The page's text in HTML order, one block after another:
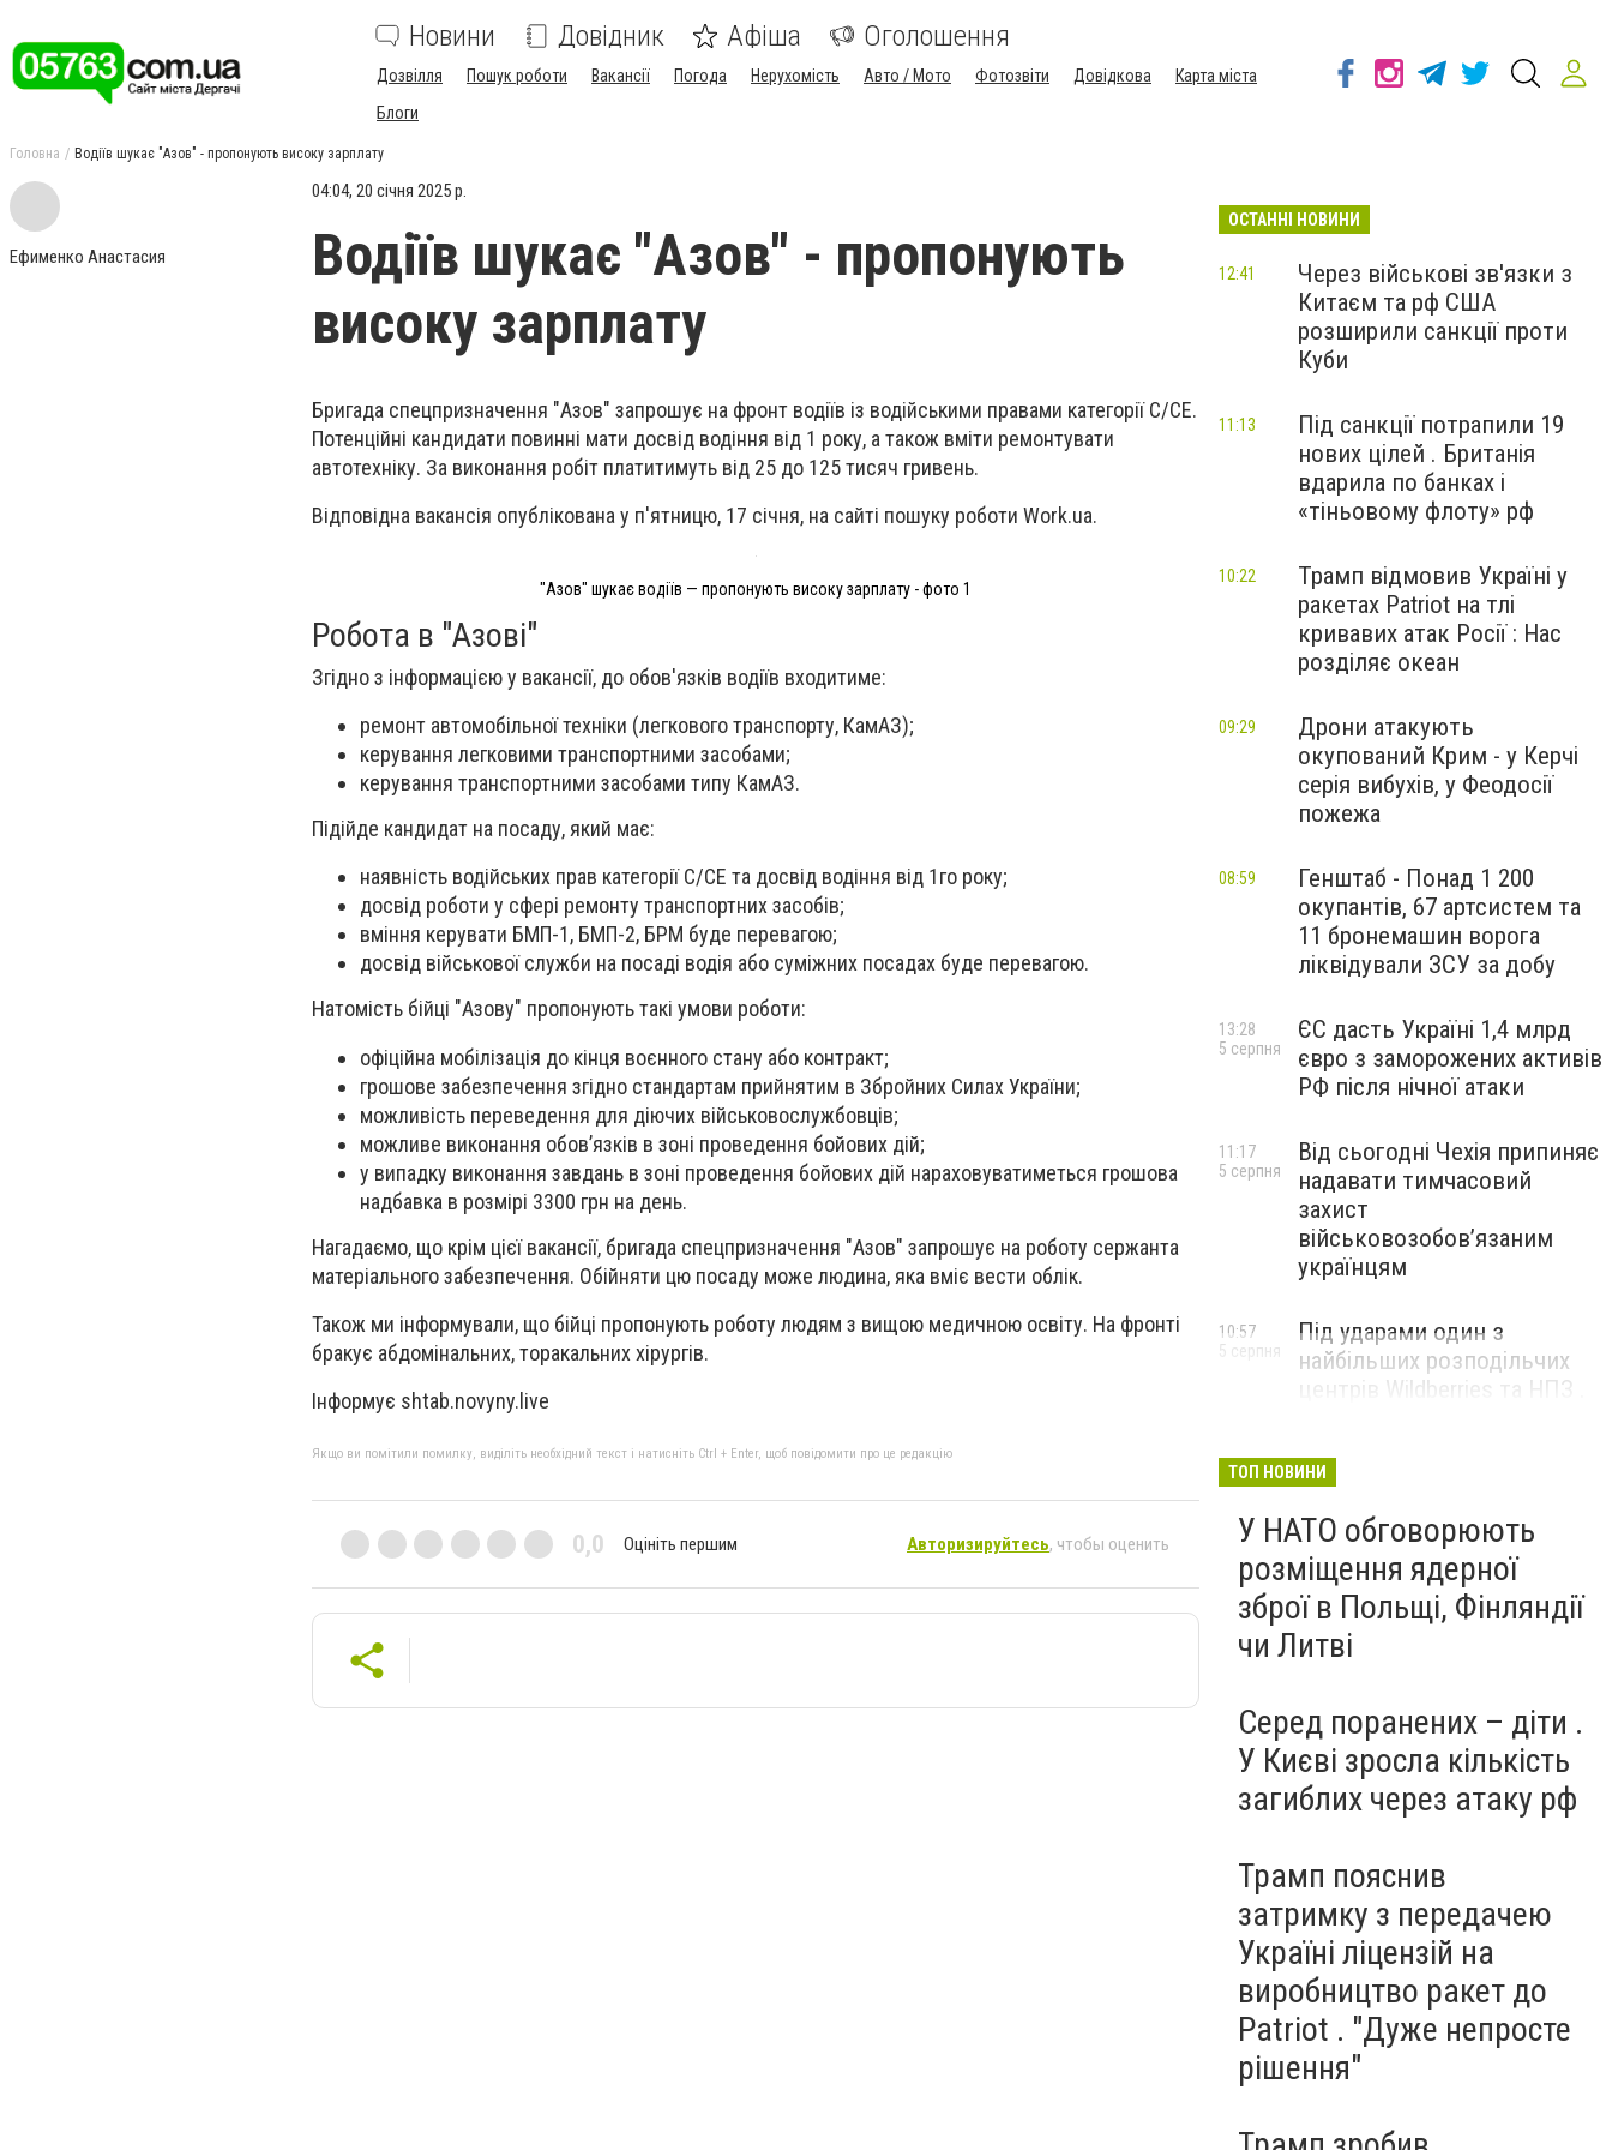
Новини Довідник Афіша Оголошення
Дозвілля Пошук роботи Вакансії Погода Нерухомість Авто / Мото Фотозвіти Довідкова
Карта міста
Блоги
Головна Водіїв шукає "Азов" - пропонують високу зарплату
Ефименко Анастасия
04:04, 20 січня 2025 р.
Водіїв шукає "Азов" - пропонують
високу зарплату
Бригада спецпризначення "Азов" запрошує на фронт водіїв із водійськими правами категорії С/СЕ.
Потенційні кандидати повинні мати досвід водіння від 1 року, а також вміти ремонтувати
автотехніку. За виконання робіт платитимуть від 25 до 125 тисяч гривень.
Відповідна вакансія опублікована у п'ятницю, 17 січня, на сайті пошуку роботи Work.ua.
"Азов" шукає водіїв — пропонують високу зарплату - фото 1
Робота в "Азові"
Згідно з інформацією у вакансії, до обов'язків водіїв входитиме:
ремонт автомобільної техніки (легкового транспорту, КамАЗ);
керування легковими транспортними засобами;
керування транспортними засобами типу КамАЗ.
Підійде кандидат на посаду, який має:
наявність водійських прав категорії С/СЕ та досвід водіння від 1го року;
досвід роботи у сфері ремонту транспортних засобів;
вміння керувати БМП-1, БМП-2, БРМ буде перевагою;
досвід військової служби на посаді водія або суміжних посадах буде перевагою.
Натомість бійці "Азову" пропонують такі умови роботи:
офіційна мобілізація до кінця воєнного стану або контракт;
грошове забезпечення згідно стандартам прийнятим в Збройних Силах України;
можливість переведення для діючих військовослужбовців;
можливе виконання обов’язків в зоні проведення бойових дій;
у випадку виконання завдань в зоні проведення бойових дій нараховуватиметься грошова
надбавка в розмірі 3300 грн на день.
Нагадаємо, що крім цієї вакансії, бригада спецпризначення "Азов" запрошує на роботу сержанта
матеріального забезпечення. Обійняти цю посаду може людина, яка вміє вести облік.
Також ми інформували, що бійці пропонують роботу людям з вищою медичною освіту. На фронті
бракує абдомінальних, торакальних хірургів.
Інформує shtab.novyny.live
Якщо ви помітили помилку, виділіть необхідний текст і натисніть Ctrl + Enter, щоб повідомити про це редакцію
0,0 Оцініть першим Авторизируйтесь, чтобы оценить
ОСТАННІ НОВИНИ
Через військові зв'язки з
Китаєм та рф США
розширили санкції проти
Куби
12:41
Під санкції потрапили 19
нових цілей . Британія
вдарила по банках і
«тіньовому флоту» рф
11:13
Трамп відмовив Україні у
ракетах Patriot на тлі
кривавих атак Росії : Нас
розділяє океан
10:22
Дрони атакують
окупований Крим - у Керчі
серія вибухів, у Феодосії
пожежа
09:29
Генштаб - Понад 1 200
окупантів, 67 артсистем та
11 бронемашин ворога
ліквідували ЗСУ за добу
08:59
ЄС дасть Україні 1,4 млрд
євро з заморожених активів
РФ після нічної атаки
13:28
5 серпня
Від сьогодні Чехія припиняє
надавати тимчасовий
захист
військовозобов’язаним
українцям
11:17
5 серпня
Під ударами один з
найбільших розподільчих
центрів Wildberries та НПЗ .
10:57
5 серпня
ТОП НОВИНИ
У НАТО обговорюють
розміщення ядерної
зброї в Польщі, Фінляндії
чи Литві
Серед поранених – діти .
У Києві зросла кількість
загиблих через атаку рф
Трамп пояснив
затримку з передачею
Україні ліцензій на
виробництво ракет до
Patriot . "Дуже непросте
рішення"